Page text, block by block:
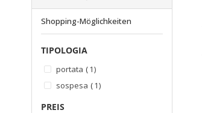
Shopping-Möglichkeiten
TIPOLOGIA
portata 1Artikel
sospesa
1Artikel
PREIS